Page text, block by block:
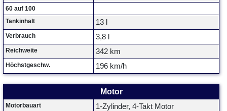
60 auf 100
Tankinhalt
13 l
Verbrauch 3,8 l
Reichweite 342 km
Höchstgeschw. 196 km/h
Motor
Motorbauart 1-Zylinder, 4-Takt Motor